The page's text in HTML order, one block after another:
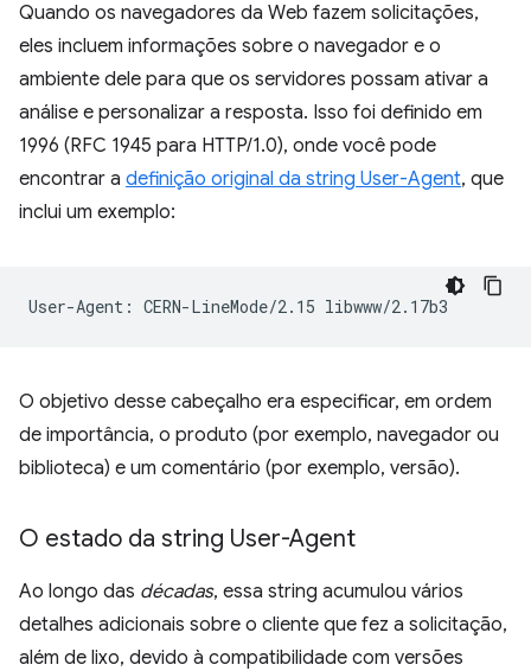
Quando os navegadores da Web fazem solicitações,
eles incluem informações sobre o navegador e o
ambiente dele para que os servidores possam ativar a
análise e personalizar a resposta. Isso foi definido em
1996 (RFC 1945 para HTTP/1.0), onde você pode
encontrar a definição original da string User-Agent, que
inclui um exemplo:
O objetivo desse cabeçalho era especificar, em ordem
de importância, o produto (por exemplo, navegador ou
biblioteca) e um comentário (por exemplo, versão).
O estado da string User-Agent
Ao longo das décadas, essa string acumulou vários
detalhes adicionais sobre o cliente que fez a solicitação,
além de lixo, devido à compatibilidade com versões